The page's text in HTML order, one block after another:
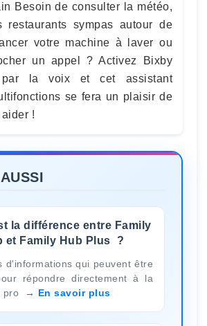
Besoin de consulter la météo,
restaurants sympas autour de
votre machine à laver ou
un appel ? Activez Bixby
par la voix et cet assistant
se fera un plaisir de
!
la différence entre Family
et Family Hub Plus ?
d'informations qui peuvent être
répondre directement à la
pro
En savoir plus